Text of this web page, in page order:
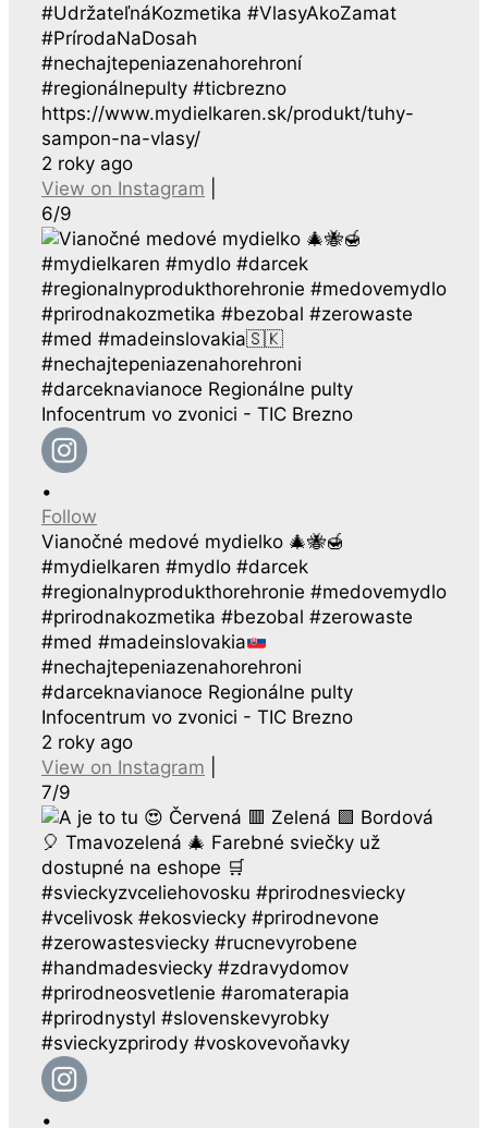
#UdržateľnáKozmetika #VlasyAkoZamat
#PrírodaNaDosah
#nechajtepeniazenahorehroní
#regionálnepulty #ticbrezno
https://www.mydielkaren.sk/produkt/tuhy-
sampon-na-vlasy/
2 roky ago
View on Instagram
6/9
•
Follow
Vianočné medové mydielko 🎄🐝🍯
#mydielkaren #mydlo #darcek
#regionalnyprodukthorehronie #medovemydlo
#prirodnakozmetika #bezobal #zerowaste
#med #madeinslovakia
#nechajtepeniazenahorehroni
#darceknavianoce Regionálne pulty
Infocentrum vo zvonici - TIC Brezno
2 roky ago
View on Instagram
7/9
•